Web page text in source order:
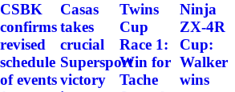
CSBK
confirms
revised
schedule
of events
Casas
takes
crucial
Supersport
victory
Twins
Cup
Race 1:
Win for
Tache
Ninja
ZX-4R
Cup:
Walker
wins